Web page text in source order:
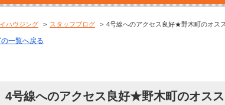
ハウジング スタッフブログ 4号線へのアクセス良好★野木町のオス
一覧へ戻る
4号線へのアクセス良好★野木町のオス